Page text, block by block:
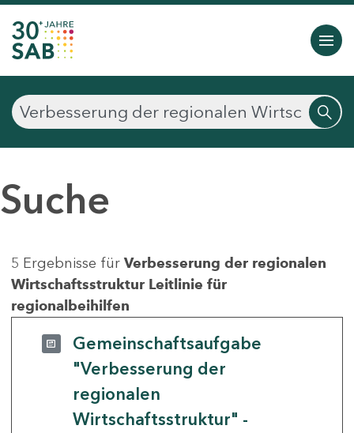
Suche
5 Ergebnisse für Verbesserung der regionalen
Wirtschaftsstruktur Leitlinie für
regionalbeihilfen
Gemeinschaftsaufgabe
"Verbesserung der
regionalen
Wirtschaftsstruktur" -